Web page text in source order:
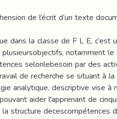
de l’écrit d’un texte
dans la classe de F L E,
notamment le
selonlebesoin par des
de recherche se situant à
analytique, descriptive vise
aider l'apprenant de
structure decescompétences